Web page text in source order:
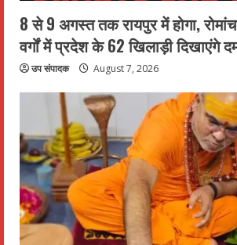
8 से 9 अगस्त तक रायपुर में होगा,
वर्गों में प्रदेश के 62 खिलाड़ी दिखाएंगे
उप संपादक August 7, 2026